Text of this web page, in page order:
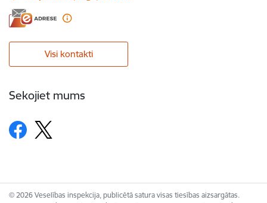
Visi kontakti
Sekojiet mums
© 2026 Veselības inspekcija, publicētā satura visas tiesības aizsargātas.